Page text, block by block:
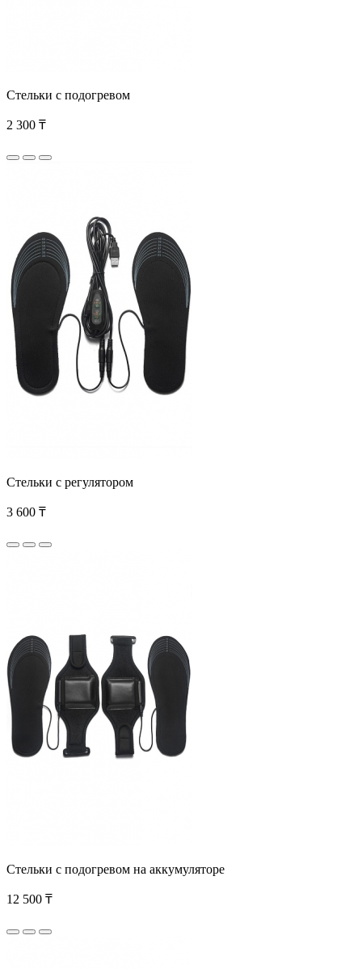
Стельки с подогревом
2 300 ₸
Стельки с регулятором
3 600 ₸
Стельки с подогревом на аккумуляторе
12 500 ₸